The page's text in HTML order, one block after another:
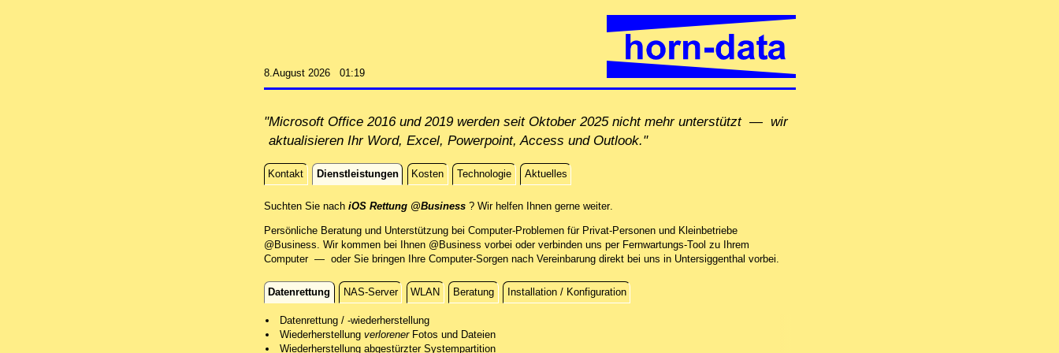
8.August 2026 01:19
"Microsoft Office 2016 und 2019 werden seit Oktober 2025 nicht mehr unterstützt — wir
aktualisieren Ihr Word, Excel, Powerpoint, Access und Outlook."
Kontakt Dienstleistungen Kosten Technologie Aktuelles
Dienstleistungen
Suchten Sie nach iOS Rettung @Business? Wir helfen Ihnen gerne weiterdirekt vor Ort @Business, per Fernwartung oder in unserer Computer-Werkstatt in Untersiggenthal
.
Persönliche Beratung und Unterstützung bei Computer-Problemen für Privat-Personen und Kleinbetriebe
@Business. Wir kommen bei Ihnen @Business vorbei oder verbinden uns per Fernwartungs-Tool zu Ihrem
Computer — oder Sie bringen Ihre Computer-Sorgen nach Vereinbarung direkt bei uns in Untersiggenthal vorbei.
Datenrettung NAS-Server WLAN Beratung Installation / Konfiguration
Datenrettung
Datenrettung / -wiederherstellung
Wir retten Ihre verlorenen Daten mit professionellen Mitteln.
Nach einer ersten kostenfreien Sichtung des Schadens unterbreiten wir Ihnen ein Angebot.
Wiederherstellung verlorenerFotos und Dateien
Nach einer erfolgreichen Datenrettung stellen wir Ihre Fotos und andere Dateien auf einem neuen Datenträger
Wiederherstellung abgestürzter Systempartition